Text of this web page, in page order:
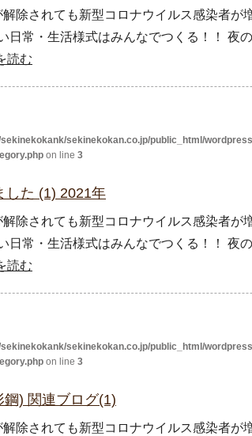
除されても新型コロナウイルス感染者が
日常・生活様式はみんなでつくる！！ 夜
読む
sekinekokan.co.jp/public_html/
on line 3
した (1) 2021年
除されても新型コロナウイルス感染者が
日常・生活様式はみんなでつくる！！ 夜
読む
sekinekokan.co.jp/public_html/
on line 3
) 関連ブログ(1)
除されても新型コロナウイルス感染者が